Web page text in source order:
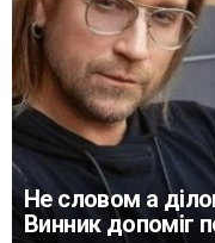
Не словом а
Винник допоміг